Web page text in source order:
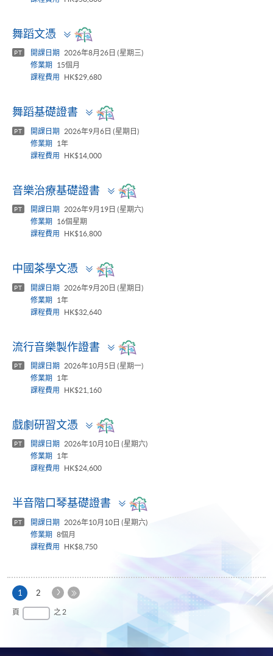
舞蹈文憑
Toggle
panel
PT 開課日期
2026年8月26日 (星期三)
修業期
15個月
課程費用
HK$29,680
舞蹈基礎證書
Toggle
panel
PT 開課日期
2026年9月6日 (星期日)
修業期
1年
課程費用
HK$14,000
音樂治療基礎證書
Toggle
panel
PT 開課日期
2026年9月19日 (星期六)
修業期
16個星期
課程費用
HK$16,800
中國茶學文憑
Toggle
panel
PT 開課日期
2026年9月20日 (星期日)
修業期
1年
課程費用
HK$32,640
流行音樂製作證書
Toggle
panel
PT 開課日期
2026年10月5日 (星期一)
修業期
1年
課程費用
HK$21,160
戲劇研習文憑
Toggle
panel
PT 開課日期
2026年10月10日 (星期六)
修業期
1年
課程費用
HK$24,600
半音階口琴基礎證書
Toggle
panel
PT 開課日期
2026年10月10日 (星期六)
修業期
8個月
課程費用
HK$8,750
1
本
頁
2
下
頁
頁 之 2